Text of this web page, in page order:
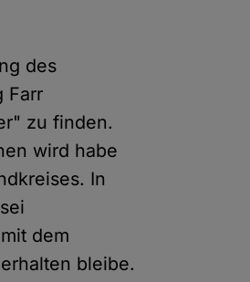
des
Farr
zu finden.
wird habe
In
dem
bleibe.